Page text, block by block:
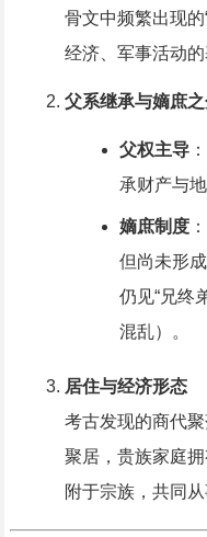
骨文中频繁出现
经济、军事活动的
父系继承与嫡庶
父权主导
承财产与
嫡庶制度
但尚未形
仍见“兄终
混乱）。
居住与经济形态
考古发现的商代
聚居，贵族家庭
附于宗族，共同